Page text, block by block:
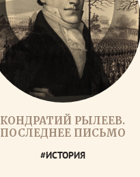
КОНДРАТИЙ РЫЛЕЕВ.
ПОСЛЕДНЕЕ ПИСЬМО
#ИСТОРИЯ